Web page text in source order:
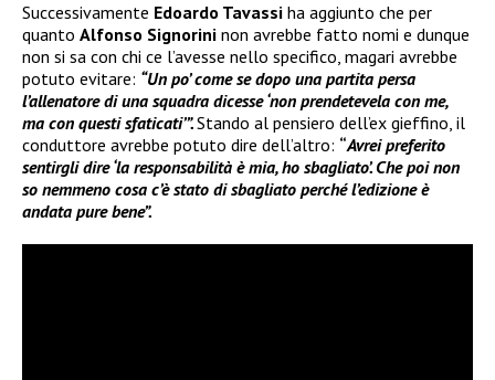
Successivamente Edoardo Tavassi ha aggiunto che per
quanto Alfonso Signorini non avrebbe fatto nomi e dunque
non si sa con chi ce l’avesse nello specifico, magari avrebbe
potuto evitare: “Un po’ come se dopo una partita persa
l’allenatore di una squadra dicesse ‘non prendetevela con me,
ma con questi sfaticati’”.Stando al pensiero dell’ex gieffino, il
conduttore avrebbe potuto dire dell’altro: “Avrei preferito
sentirgli dire ‘la responsabilità è mia, ho sbagliato’. Che poi non
so nemmeno cosa c’è stato di sbagliato perché l’edizione è
andata pure bene”.